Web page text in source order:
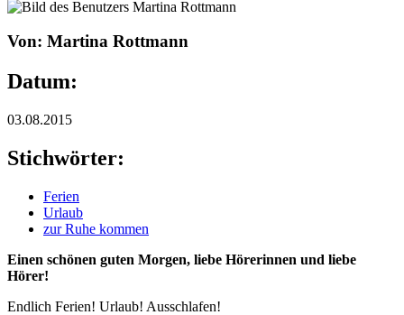
Von: Martina Rottmann
Datum:
03.08.2015
Stichwörter:
Ferien
Urlaub
zur Ruhe kommen
Einen schönen guten Morgen, liebe Hörerinnen und liebe
Hörer!
Endlich Ferien! Urlaub! Ausschlafen!